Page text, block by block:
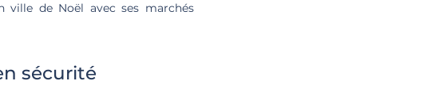
ville de Noël avec ses marchés
sécurité